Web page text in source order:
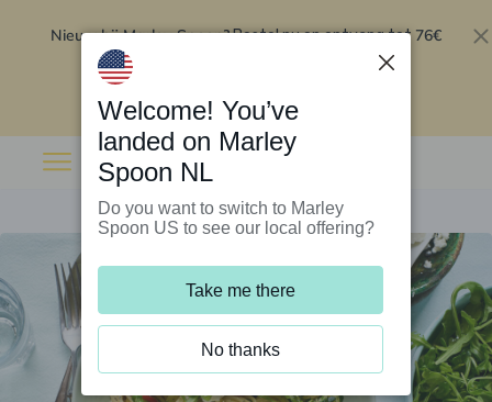
Nieuw bij Marley Spoon?Bestel nu en ontvang tot 76€
Welcome! You’ve
landed on Marley
Spoon NL
Do you want to switch to Marley
Spoon US to see our local offering?
Take me there
No thanks